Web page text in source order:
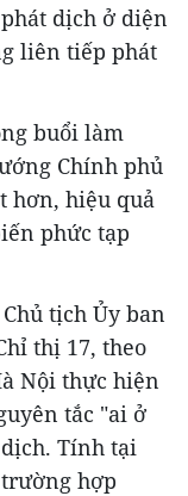
dịch ở diện
liên tiếp phát
buổi làm
Chính phủ
hơn, hiệu quả
phức tạp
tịch Ủy ban
thị 17, theo
Nội thực hiện
tắc "ai ở
Tính tại
hợp